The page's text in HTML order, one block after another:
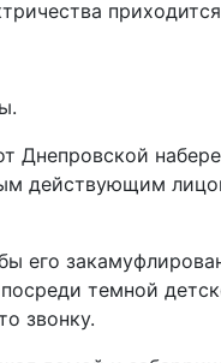
Днепровской
действующим
его
темной
звонку.